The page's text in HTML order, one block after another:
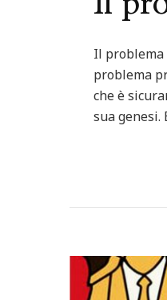
Il problema
problema
che è
sua genesi.